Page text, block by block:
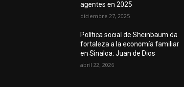
agentes en 2025
diciembre 27, 2025
Política social de Sheinbaum da
fortaleza a la economía familiar
en Sinaloa: Juan de Dios
abril 22, 2026